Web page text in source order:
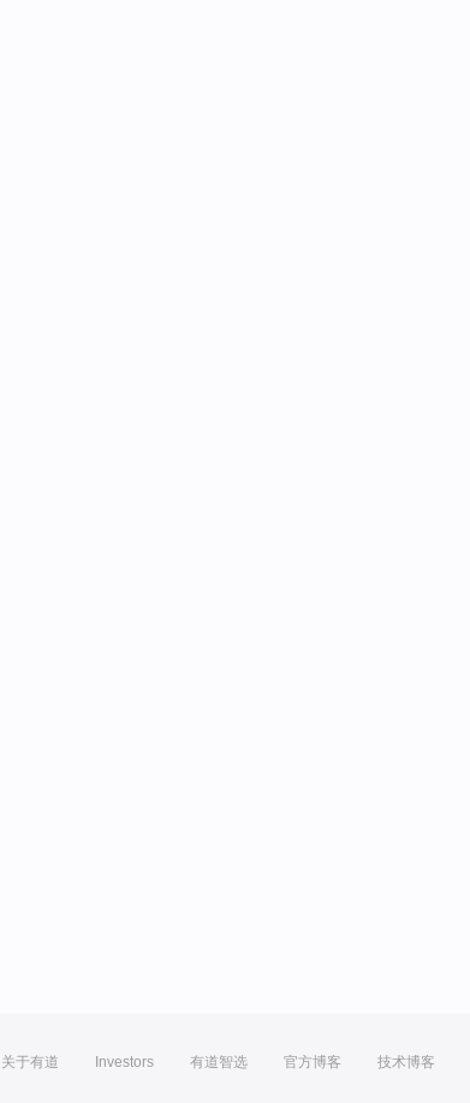
关于有道 Investors 有道智选 官方博客 技术博客